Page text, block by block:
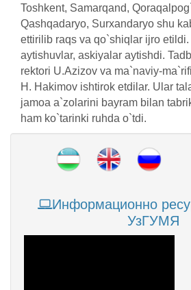
Toshkent, Samarqand,
Qashqadaryo, Surxandaryo shu
ettirilib raqs va qo`shiqlar ijro etildi.
aytishuvlar, askiyalar aytishdi.
rektori U.Azizov va ma`naviy-
H. Hakimov ishtirok etdilar. Ular
jamoa a`zolarini bayram bilan
ham ko`tarinki ruhda o`tdi.
Информационно
УзГУМЯ